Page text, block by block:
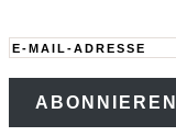
E-
Mail-
Adresse
ABONNIEREN